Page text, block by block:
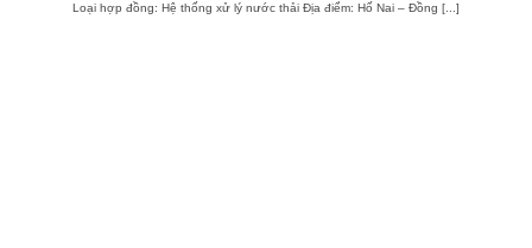
Loại hợp đồng: Hệ thống xử lý nước thải Địa điểm: Hố Nai – Đồng [...]